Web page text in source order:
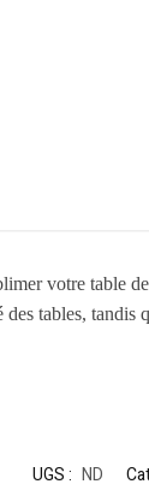
votre table
tables,
UGS : ND